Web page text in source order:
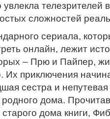
увлекла
сложностей
сериала,
онлайн, лежит
– Прю и Пайпер,
приключения
сестра и
дома.
дома книги,